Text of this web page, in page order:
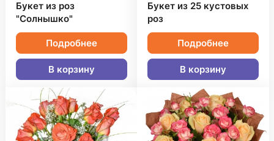
Букет из роз
"Солнышко"
Подробнее
В корзину
Букет из 25 кустовых
роз
Подробнее
В корзину